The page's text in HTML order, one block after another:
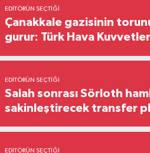
EDITÖRÜN SEÇTIĞI
Çanakkale gazisinin
gurur: Türk Hava
EDITÖRÜN SEÇTIĞI
Salah sonrası Sörloth
sakinleştirecek transfer
EDITÖRÜN SEÇTIĞI